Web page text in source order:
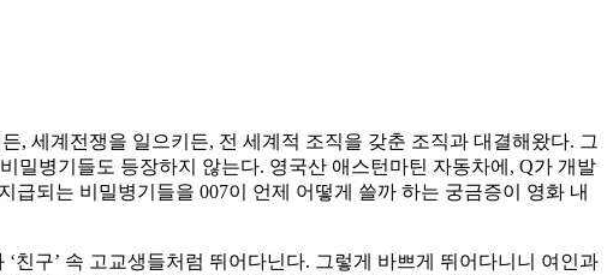
, 세계전쟁을 일으키든, 전 세계적 조직을 갖춘 조직과 대결해왔다. 그
밀병기들도 등장하지 않는다. 영국산 애스턴마틴 자동차에, Q가 개발
되는 비밀병기들을 007이 언제 어떻게 쓸까 하는 궁금증이 영화 내
구’ 속 고교생들처럼 뛰어다닌다. 그렇게 바쁘게 뛰어다니니 여인과